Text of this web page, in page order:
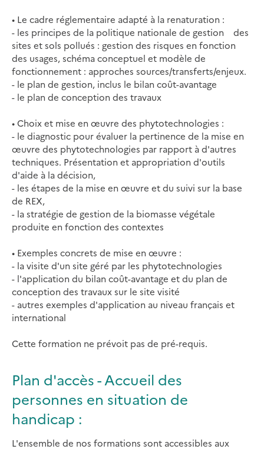
• Le cadre réglementaire adapté à la renaturation :
- les principes de la politique nationale de gestion des
sites et sols pollués : gestion des risques en fonction
des usages, schéma conceptuel et modèle de
fonctionnement : approches sources/transferts/enjeux.
- le plan de gestion, inclus le bilan coût-avantage
- le plan de conception des travaux
• Choix et mise en œuvre des phytotechnologies :
- le diagnostic pour évaluer la pertinence de la mise en
œuvre des phytotechnologies par rapport à d'autres
techniques. Présentation et appropriation d'outils
d'aide à la décision,
- les étapes de la mise en œuvre et du suivi sur la base
de REX,
- la stratégie de gestion de la biomasse végétale
produite en fonction des contextes
• Exemples concrets de mise en œuvre :
- la visite d'un site géré par les phytotechnologies
- l'application du bilan coût-avantage et du plan de
conception des travaux sur le site visité
- autres exemples d'application au niveau français et
international
Cette formation ne prévoit pas de pré-requis.
Plan d'accès - Accueil des
personnes en situation de
handicap :
L'ensemble de nos formations sont accessibles aux